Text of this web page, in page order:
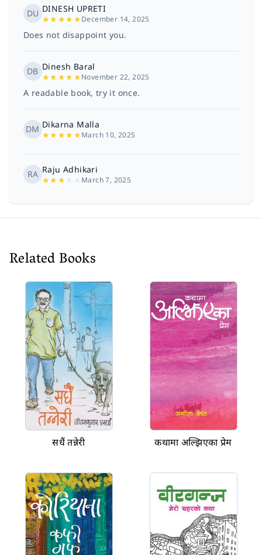
DU DINESH UPRETI
★★★★★December 14, 2025
Does not disappoint you.
DB Dinesh Baral
★★★★★November 22, 2025
A readable book, try it once.
DM Dikarna Malla
★★★★★March 10, 2025
RA Raju Adhikari
★★★ March 7, 2025
Related Books
सधैं तन्नेरी कथामा अल्झिएका प्रेम